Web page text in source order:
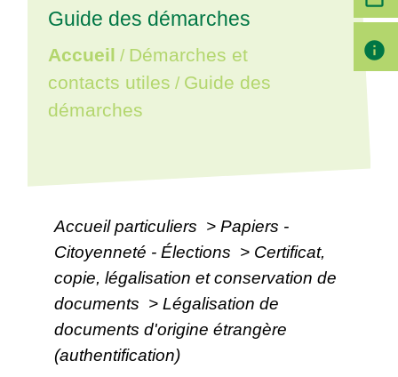
Guide des démarches
Accueil / Démarches et
contacts utiles / Guide des
démarches
Accueil particuliers > Papiers -
Citoyenneté - Élections > Certificat,
copie, légalisation et conservation de
documents > Légalisation de
documents d'origine étrangère
(authentification)
info